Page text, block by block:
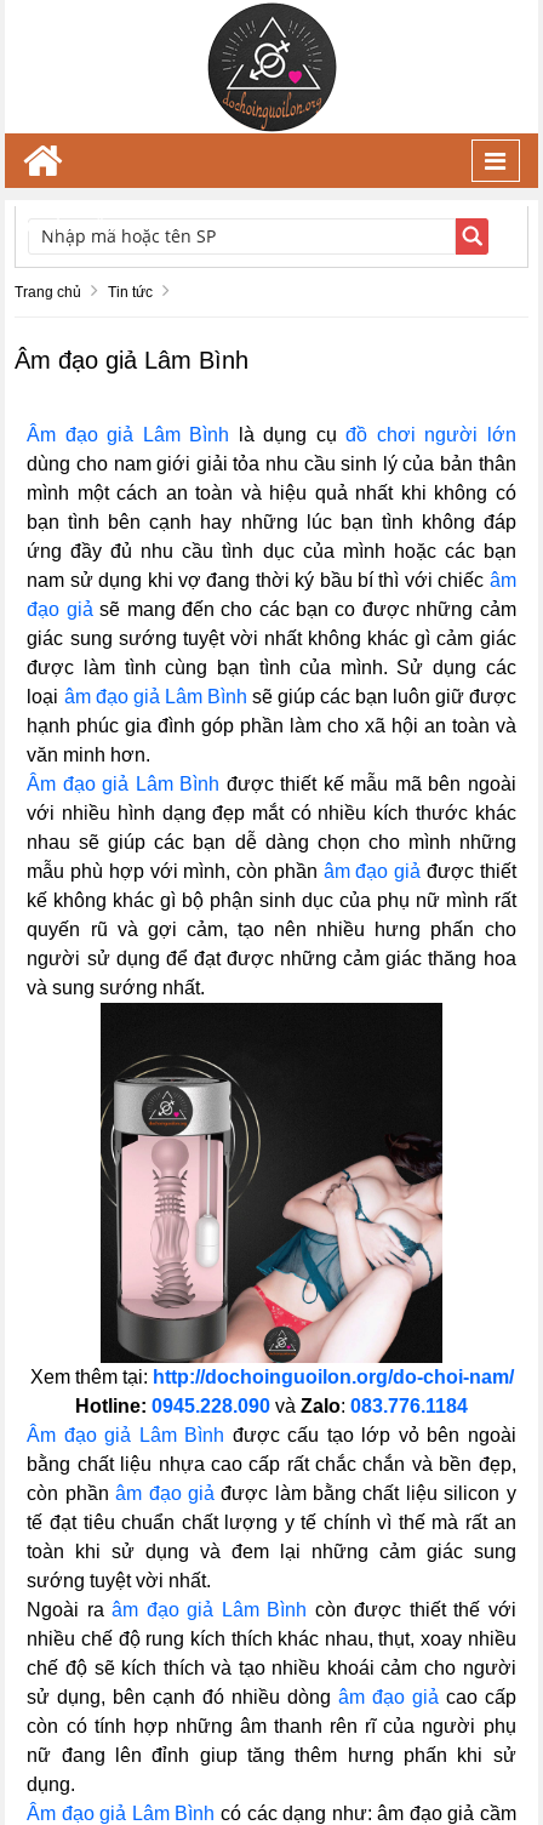
TÌM KIẾM
Trang chủ Tin tức
Âm đạo giả Lâm Bình
Âm đạo giả Lâm Bình là dụng cụđồ chơi người lớn
dùng cho nam giới giải tỏa nhu cầu sinh lý của bản thân
mình một cách an toàn và hiệu quả nhất khi không có
bạn tình bên cạnh hay những lúc bạn tình không đáp
ứng đầy đủ nhu cầu tình dục của mình hoặc các bạn
nam sử dụng khi vợ đang thời ký bầu bí thì với chiếc âm
đạo giả sẽ mang đến cho các bạn co được những cảm
giác sung sướng tuyệt vời nhất không khác gì cảm giác
được làm tình cùng bạn tình của mình. Sử dụng các
loại âm đạo giả Lâm Bình sẽ giúp các bạn luôn giữ được
hạnh phúc gia đình góp phần làm cho xã hội an toàn và
văn minh hơn.
Âm đạo giả Lâm Bình được thiết kế mẫu mã bên ngoài
với nhiều hình dạng đẹp mắt có nhiều kích thước khác
nhau sẽ giúp các bạn dễ dàng chọn cho mình những
mẫu phù hợp với mình, còn phần âm đạo giả được thiết
kế không khác gì bộ phận sinh dục của phụ nữ mình rất
quyến rũ và gợi cảm, tạo nên nhiều hưng phấn cho
người sử dụng để đạt được những cảm giác thăng hoa
và sung sướng nhất.
Xem thêm tại: http://dochoinguoilon.org/do-choi-nam/
Hotline: 0945.228.090 và Zalo: 083.776.1184
Âm đạo giả Lâm Bình được cấu tạo lớp vỏ bên ngoài
bằng chất liệu nhựa cao cấp rất chắc chắn và bền đẹp,
còn phầnâm đạo giả được làm bằng chất liệu silicon y
tế đạt tiêu chuẩn chất lượng y tế chính vì thế mà rất an
toàn khi sử dụng và đem lại những cảm giác sung
sướng tuyệt vời nhất.
Ngoài raâm đạo giả Lâm Bình còn được thiết thế với
nhiều chế độ rung kích thích khác nhau, thụt, xoay nhiều
chế độ sẽ kích thích và tạo nhiều khoái cảm cho người
sử dụng, bên cạnh đó nhiều dòng âm đạo giả cao cấp
còn có tính hợp những âm thanh rên rĩ của người phụ
nữ đang lên đỉnh giup tăng thêm hưng phấn khi sử
dụng.
Âm đạo giả Lâm Bình có các dạng như: âm đạo giả cầm